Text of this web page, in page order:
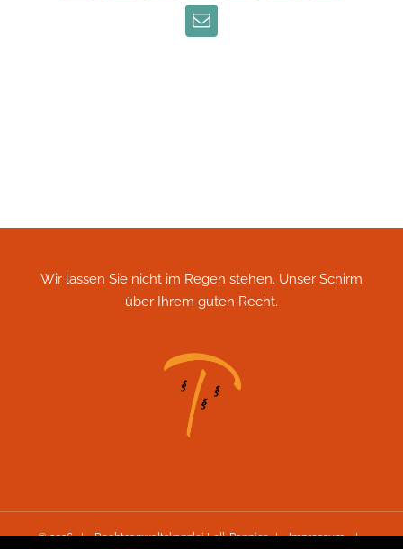
E-
Wir lassen Sie nicht im Regen stehen. Unser Schirm
über Ihrem guten Recht.
©2026 | Rechtsanwaltskanzlei Lell-Pannier |Impressum|